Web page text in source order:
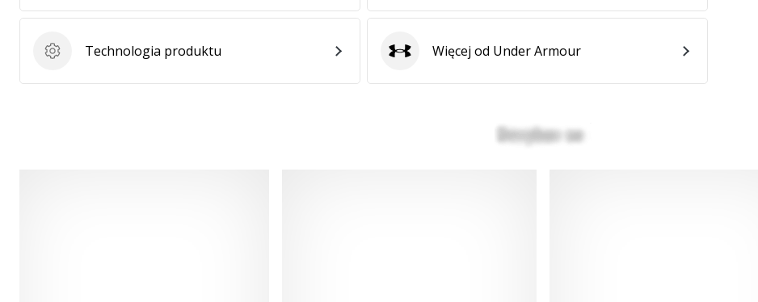
Technologia produktu
Technologia produktu Under Armour
Więcej od Under Armour